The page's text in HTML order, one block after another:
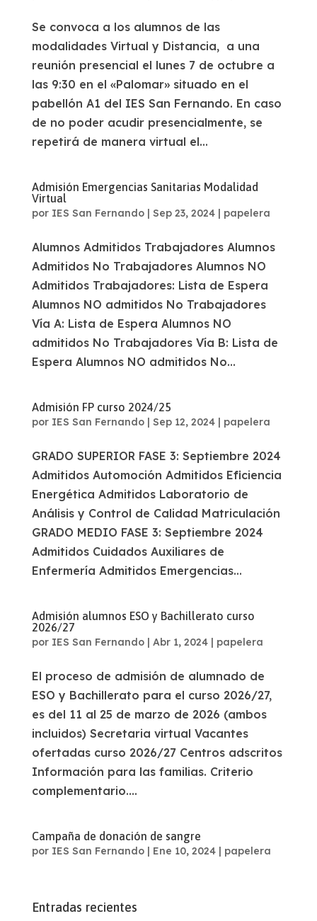
Se convoca a los alumnos de las
modalidades Virtual y Distancia, a una
reunión presencial el lunes 7 de octubre a
las 9:30 en el «Palomar» situado en el
pabellón A1 del IES San Fernando. En caso
de no poder acudir presencialmente, se
repetirá de manera virtual el...
Admisión Emergencias Sanitarias Modalidad
Virtual
por IES San Fernando| Sep 23, 2024| papelera
Alumnos Admitidos Trabajadores Alumnos
Admitidos No Trabajadores Alumnos NO
Admitidos Trabajadores: Lista de Espera
Alumnos NO admitidos No Trabajadores
Vía A: Lista de Espera Alumnos NO
admitidos No Trabajadores Vía B: Lista de
Espera Alumnos NO admitidos No...
Admisión FP curso 2024/25
por IES San Fernando| Sep 12, 2024| papelera
GRADO SUPERIOR FASE 3: Septiembre 2024
Admitidos Automoción Admitidos Eficiencia
Energética Admitidos Laboratorio de
Análisis y Control de Calidad Matriculación
GRADO MEDIO FASE 3: Septiembre 2024
Admitidos Cuidados Auxiliares de
Enfermería Admitidos Emergencias...
Admisión alumnos ESO y Bachillerato curso
2026/27
por IES San Fernando| Abr 1, 2024| papelera
El proceso de admisión de alumnado de
ESO y Bachillerato para el curso 2026/27,
es del 11 al 25 de marzo de 2026 (ambos
incluidos) Secretaria virtual Vacantes
ofertadas curso 2026/27 Centros adscritos
Información para las familias. Criterio
complementario....
Campaña de donación de sangre
por IES San Fernando| Ene 10, 2024| papelera
Entradas recientes